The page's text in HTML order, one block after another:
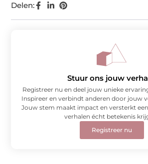
Delen:
Stuur ons jouw
Registreer nu en deel jouw unieke
Inspireer en verbindt anderen door jouw
Jouw stem maakt impact en versterkt
verhalen écht betekenis
Registreer nu